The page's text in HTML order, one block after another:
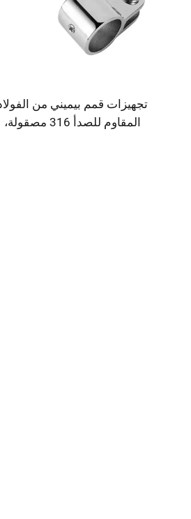
تجهيزات قمم بيميني من
المقاوم للصدأ 316 مصقولة،